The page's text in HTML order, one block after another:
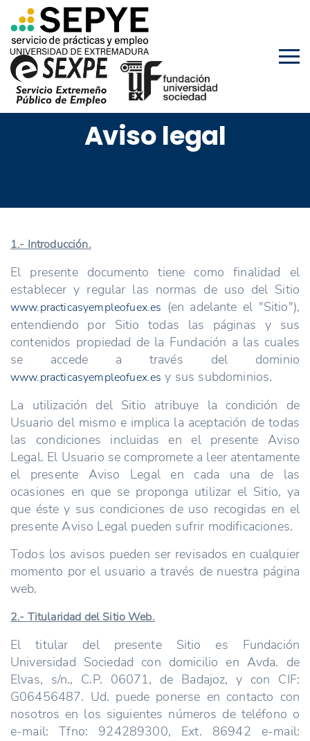
Aviso legal
1.- Introducción.
El presente documento tiene como finalidad el
establecer y regular las normas de uso del Sitio
www.practicasyempleofuex.es (en adelante el "Sitio"),
entendiendo por Sitio todas las páginas y sus
contenidos propiedad de la Fundación a las cuales
se accede a través del dominio
www.practicasyempleofuex.es y sus subdominios.
La utilización del Sitio atribuye la condición de
Usuario del mismo e implica la aceptación de todas
las condiciones incluidas en el presente Aviso
Legal. El Usuario se compromete a leer atentamente
el presente Aviso Legal en cada una de las
ocasiones en que se proponga utilizar el Sitio, ya
que éste y sus condiciones de uso recogidas en el
presente Aviso Legal pueden sufrir modificaciones.
Todos los avisos pueden ser revisados en cualquier
momento por el usuario a través de nuestra página
web.
2.- Titularidad del Sitio Web.
El titular del presente Sitio es Fundación
Universidad Sociedad con domicilio en Avda. de
Elvas, s/n., C.P. 06071, de Badajoz, y con CIF:
G06456487. Ud. puede ponerse en contacto con
nosotros en los siguientes números de teléfono o
e-mail: Tfno: 924289300, Ext. 86942 e-mail: